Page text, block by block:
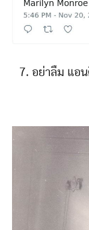
7. อย่าลืม แอ